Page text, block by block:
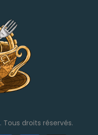
. Tous droits réservés.